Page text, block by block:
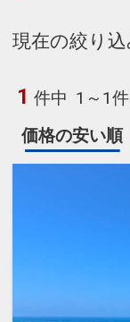
現在の絞り込
1 件中 1～1
価格の安い順